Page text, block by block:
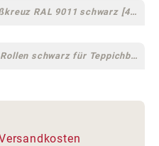
Polyamid Fußkreuz RAL 9011 schwarz [44]
DR1 Rollen schwarz für Teppichböden [10]